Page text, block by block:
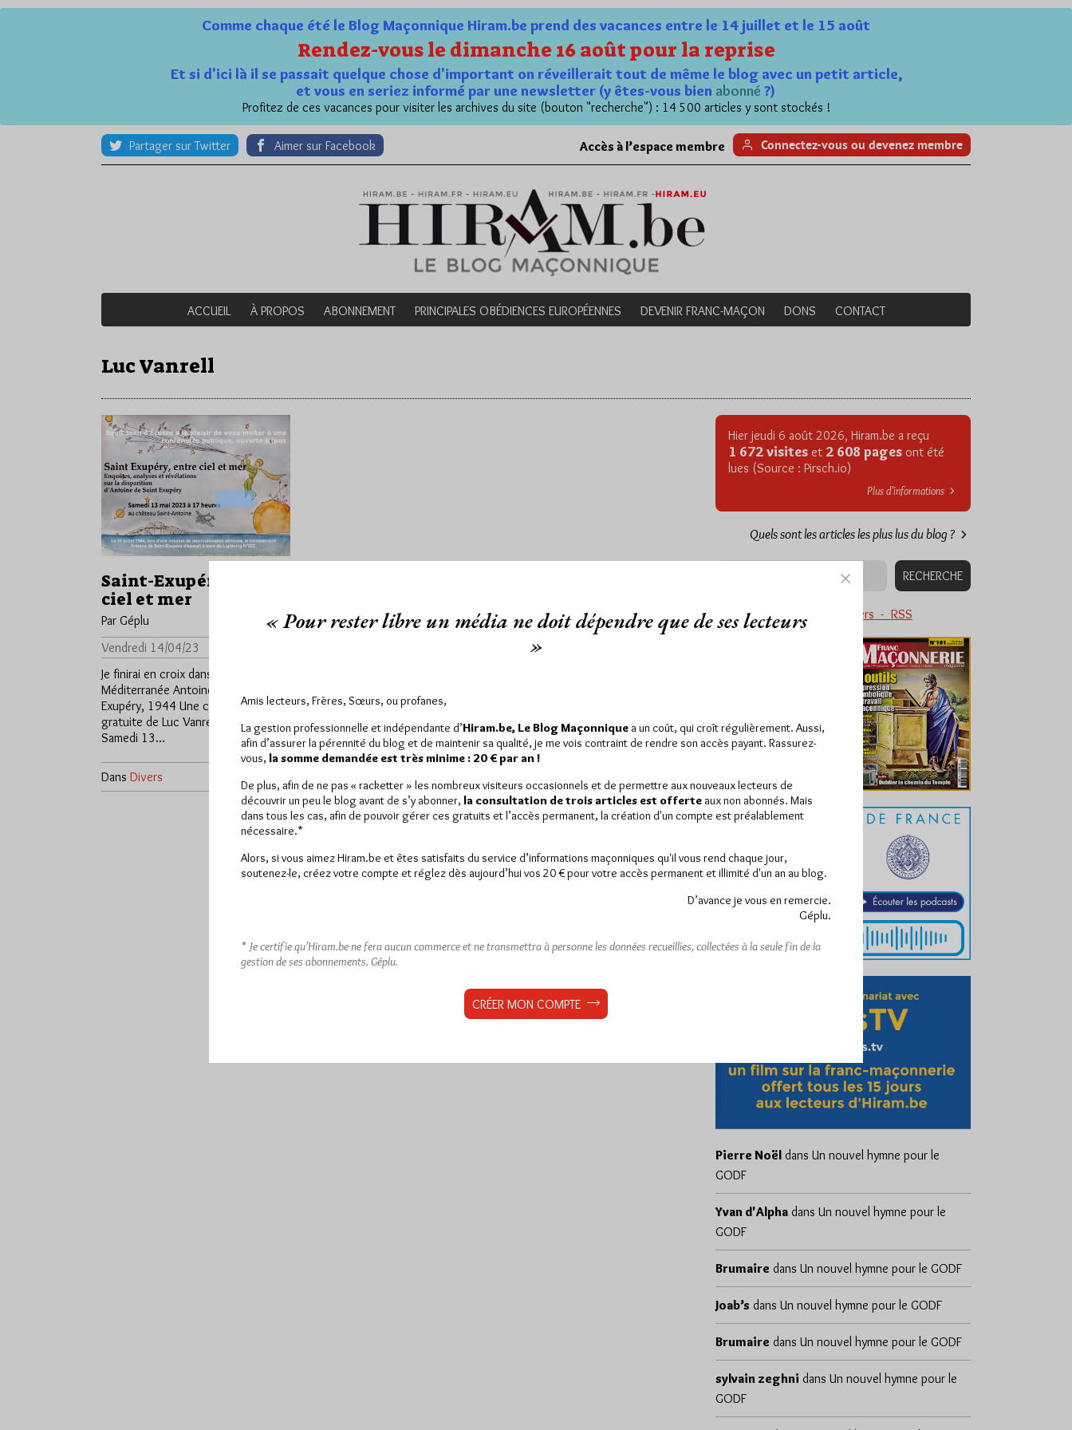
Comme chaque été le Blog Maçonnique Hiram.be prend des vacances entre le 14 juillet et le 15 août
Rendez-vous le dimanche 16 août pour la reprise
Et si d'ici là il se passait quelque chose d'important on réveillerait tout de même le blog avec un petit article,
et vous en seriez informé par une newsletter (y êtes-vous bien abonné ?)
Profitez de ces vacances pour visiter les archives du site (bouton "recherche") : 14 500 articles y sont stockés !
Partager sur Twitter Aimer sur Facebook Accès à l’espace membre Connectez-vous ou devenez membre
ACCUEIL À PROPOS ABONNEMENT PRINCIPALES OBÉDIENCES EUROPÉENNES DEVENIR FRANC-MAÇON DONS CONTACT
Luc Vanrell
Saint-Exupéry entre
ciel et mer
Par Géplu
Vendredi 14/04/23
Je finirai en croix dans la
Méditerranée Antoine de Saint-
Exupéry, 1944 Une conférence
gratuite de Luc Vanrell organisée
Samedi 13…
Dans Divers 0 commentaire
Hier jeudi 6 août 2026, Hiram.be a reçu
1 672 visites et 2 608 pages ont été
lues (Source : Pirsch.io)
Plus d’informations
Quels sont les articles les plus lus du blog ?
Abonnement aux Newsletters - RSS
Pierre Noël dans Un nouvel hymne pour le
GODF
Yvan d'Alpha dans Un nouvel hymne pour le
GODF
Brumaire dans Un nouvel hymne pour le GODF
Joab’s dans Un nouvel hymne pour le GODF
Brumaire dans Un nouvel hymne pour le GODF
sylvain zeghni dans Un nouvel hymne pour le
GODF
« Pour rester libre un média ne doit dépendre que de ses lecteurs
»
Amis lecteurs, Frères, Sœurs, ou profanes,
La gestion professionnelle et indépendante d’Hiram.be, Le Blog Maçonnique a un coût, qui croît régulièrement. Aussi,
afin d’assurer la pérennité du blog et de maintenir sa qualité, je me vois contraint de rendre son accès payant. Rassurez-
vous, la somme demandée est très minime : 20 € par an !
De plus, afin de ne pas « racketter » les nombreux visiteurs occasionnels et de permettre aux nouveaux lecteurs de
découvrir un peu le blog avant de s’y abonner, la consultation de trois articles est offerte aux non abonnés. Mais
dans tous les cas, afin de pouvoir gérer ces gratuits et l’accès permanent, la création d'un compte est préalablement
nécessaire.*
Alors, si vous aimez Hiram.be et êtes satisfaits du service d’informations maçonniques qu'il vous rend chaque jour,
soutenez-le, créez votre compte et réglez dès aujourd’hui vos 20 € pour votre accès permanent et illimité d'un an au blog.
D’avance je vous en remercie.
Géplu.
* Je certifie qu’Hiram.be ne fera aucun commerce et ne transmettra à personne les données recueillies, collectées à la seule fin de la
gestion de ses abonnements. Géplu.
CRÉER MON COMPTE